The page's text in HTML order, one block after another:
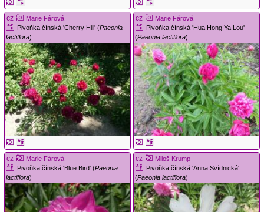
cz
Marie Fárová
Pivoňka čínská 'Cherry Hill' (Paeonia
lactiflora)
cz
Marie Fárová
Pivoňka čínská 'Hua Hong Ya Lou'
(Paeonia lactiflora)
cz
Marie Fárová
Pivoňka čínská 'Blue Bird' (Paeonia
lactiflora)
cz
Miloš Krump
Pivoňka čínská 'Anna Svídnická'
(Paeonia lactiflora)